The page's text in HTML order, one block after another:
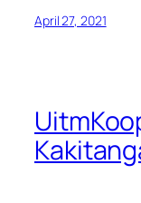
April 27, 2021